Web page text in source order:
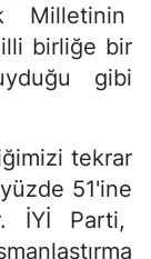
Milletinin
birliğe bir
gibi
tekrar
51'ine
İYİ Parti,